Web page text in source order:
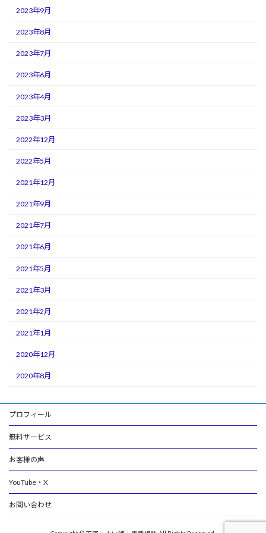
2023年9月
2023年8月
2023年7月
2023年6月
2023年4月
2023年3月
2022年12月
2022年5月
2021年12月
2021年9月
2021年7月
2021年6月
2021年5月
2021年3月
2021年2月
2021年1月
2020年12月
2020年8月
プロフィール
無料サービス
お客様の声
YouTube・X
お問い合わせ